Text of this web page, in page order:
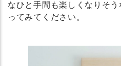
なひと手間も楽しくなりそ
ってみてください。